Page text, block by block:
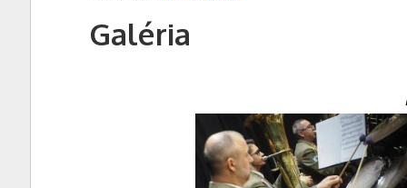
Galéria